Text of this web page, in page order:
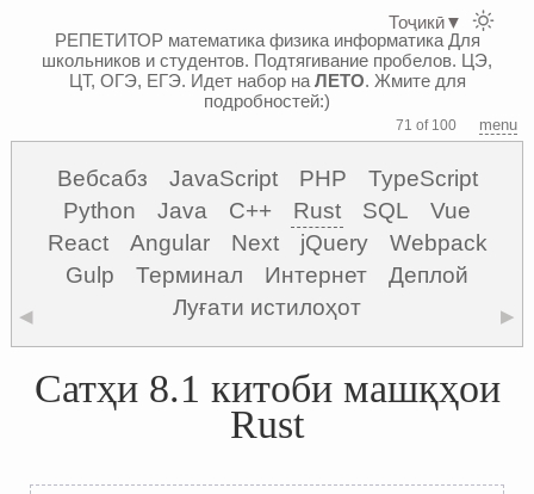
РЕПЕТИТОР математика физика информатикаДля
школьников и студентов. Подтягивание пробелов. ЦЭ,
ЦТ, ОГЭ, ЕГЭ. Идет набор на ЛЕТО. Жмите для
подробностей:)
71 of 100 menu
Вебсабз JavaScript PHP
TypeScript
Python
Java C++ Rust SQL
Vue
React
Angular Next jQuery
Webpack
Gulp
Терминал Интернет
Деплой
Луғати истилоҳот
◀ ▶
Сатҳи 8.1 китоби машқҳои
Rust
Тоҷикӣ▼